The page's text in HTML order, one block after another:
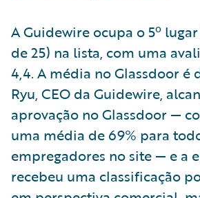
A Guidewire ocupa o 5º
de 25) na lista, com uma
4,4. A média no Glassdoor é
Ryu, CEO da Guidewire,
aprovação no Glassdoor —
uma média de 69% para
empregadores no site — e a
recebeu uma classificação